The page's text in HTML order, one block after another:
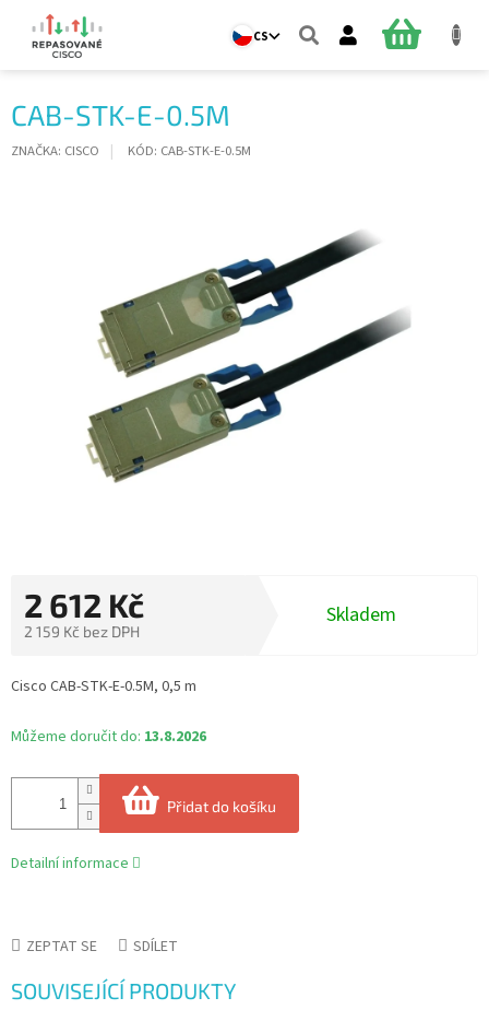
obsah
CS
NÁKUPNÍ
CAB-STK-E-0.5M
ZNAČKA: CISCO KÓD: CAB-STK-E-0.5M
2 612 Kč
2 159 Kč bez DPH
cena:
Skladem
Můžeme doručit do: 13.8.2026
Přidat do košíku
Cisco CAB-STK-E-0.5M, 0,5 m
Detailní informace
ZEPTAT SE SDÍLET
SOUVISEJÍCÍ PRODUKTY